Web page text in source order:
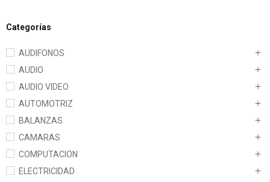
Categorías
AUDIFONOS
AUDIO
AUDIO VIDEO
AUTOMOTRIZ
BALANZAS
CAMARAS
COMPUTACION
ELECTRICIDAD